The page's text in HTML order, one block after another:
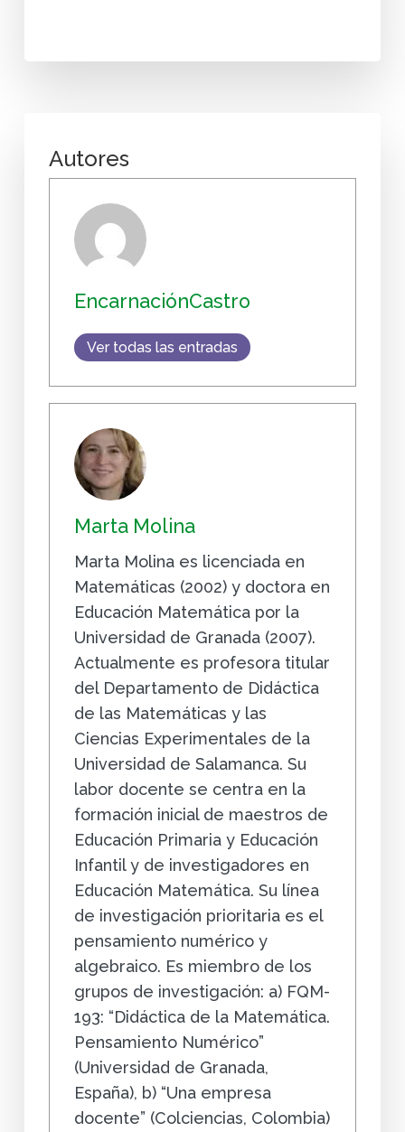
Autores
EncarnaciónCastro
Ver todas las entradas
Marta Molina
Marta Molina es licenciada en
Matemáticas (2002) y doctora en
Educación Matemática por la
Universidad de Granada (2007).
Actualmente es profesora titular
del Departamento de Didáctica
de las Matemáticas y las
Ciencias Experimentales de la
Universidad de Salamanca. Su
labor docente se centra en la
formación inicial de maestros de
Educación Primaria y Educación
Infantil y de investigadores en
Educación Matemática. Su línea
de investigación prioritaria es el
pensamiento numérico y
algebraico. Es miembro de los
grupos de investigación: a) FQM-
193: “Didáctica de la Matemática.
Pensamiento Numérico”
(Universidad de Granada,
España), b) “Una empresa
docente” (Colciencias, Colombia)